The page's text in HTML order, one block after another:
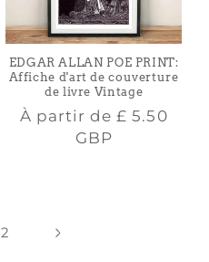
EDGAR ALLAN POE PRINT:
Affiche d'art de couverture
de livre Vintage
Prix
habituel
À partir de£ 5.50
GBP
2